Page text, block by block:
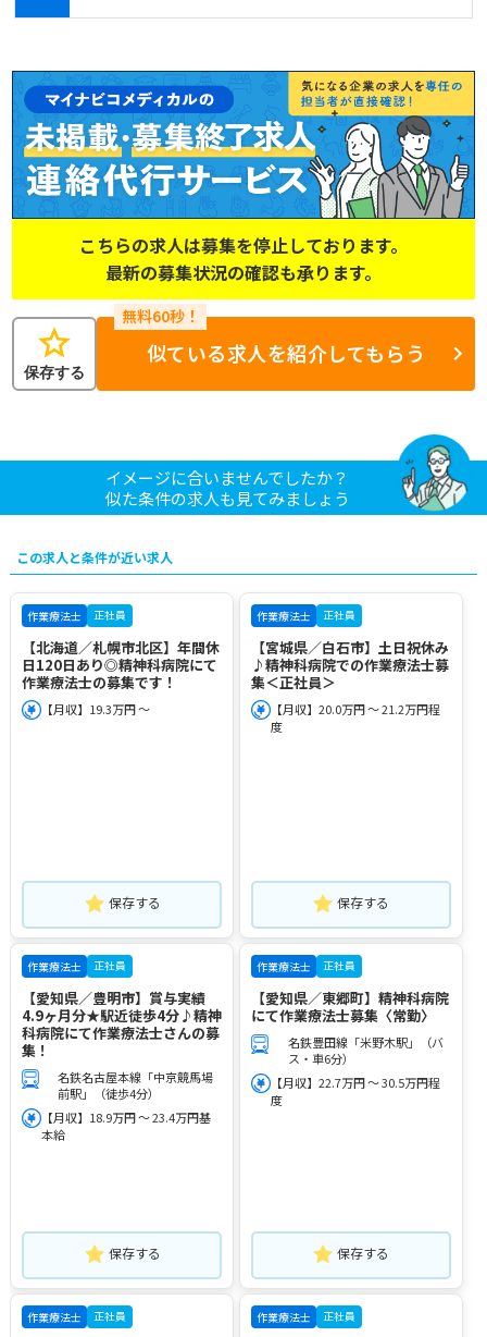
こちらの求人は募集を停止しております。
最新の募集状況の確認も承ります。
star
保存する
似ている求人を紹介してもらう
イメージに合いませんでしたか？
似た条件の求人も見てみましょう
この求人と条件が近い求人
作業療法士 正社員
【北海道／札幌市北区】年間休
日120日あり◎精神科病院にて
作業療法士の募集です！
【月収】19.3万円 ～
保存する
作業療法士 正社員
【宮城県／白石市】土日祝休み
♪精神科病院での作業療法士募
集＜正社員＞
【月収】20.0万円 ～ 21.2万円程
度
保存する
作業療法士 正社員
【愛知県／豊明市】賞与実績
4.9ヶ月分★駅近徒歩4分♪精神
科病院にて作業療法士さんの募
集！
名鉄名古屋本線「中京競馬場
前駅」（徒歩4分）
【月収】18.9万円 ～ 23.4万円基
本給
保存する
作業療法士 正社員
【愛知県／東郷町】精神科病院
にて作業療法士募集〈常勤〉
名鉄豊田線「米野木駅」（バ
ス・車6分）
【月収】22.7万円 ～ 30.5万円程
度
保存する
作業療法士 正社員 作業療法士 正社員